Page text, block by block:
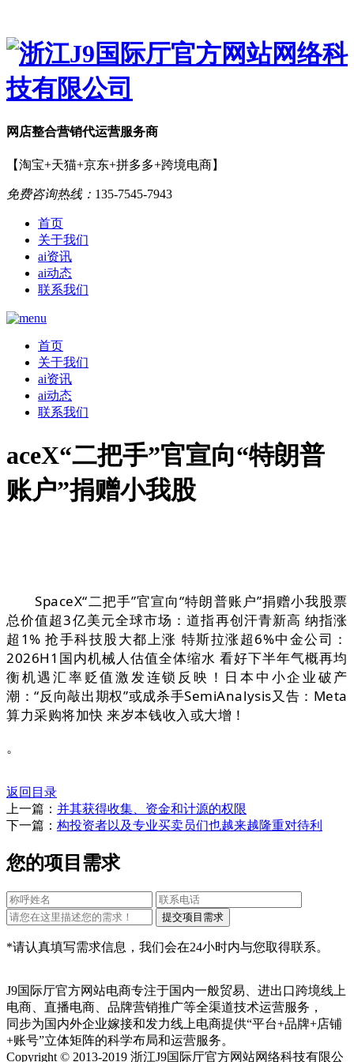
网店整合营销代运营服务商
【淘宝+天猫+京东+拼多多+跨境电商】
免费咨询热线： 135-7545-7943
首页
关于我们
ai资讯
ai动态
联系我们
首页
关于我们
ai资讯
ai动态
联系我们
aceX“二把手”官宣向“特朗普
账户”捐赠小我股
SpaceX“二把手”官宣向“特朗普账户”捐赠小我股票
总价值超3亿美元全球市场：道指再创汗青新高 纳指涨
超1% 抢手科技股大都上涨 特斯拉涨超6%中金公司：
2026H1国内机械人估值全体缩水 看好下半年气概再均
衡机遇汇率贬值激发连锁反映！日本中小企业破产
潮：“反向敲出期权”或成杀手SemiAnalysis又告：Meta
算力采购将加快 来岁本钱收入或大增！
。
返回目录
上一篇： 并其获得收集、资金和计源的权限
下一篇： 构投资者以及专业买卖员们也越来越隆重对待利
您的项目需求
*请认真填写需求信息，我们会在24小时内与您取得联系。
J9国际厅官方网站电商专注于国内一般贸易、进出口跨境线上
电商、直播电商、品牌营销推广等全渠道技术运营服务，
同步为国内外企业嫁接和发力线上电商提供“平台+品牌+店铺
+账号”立体矩阵的科学布局和运营服务。
Copyright © 2013-2019 浙江J9国际厅官方网站网络科技有限公